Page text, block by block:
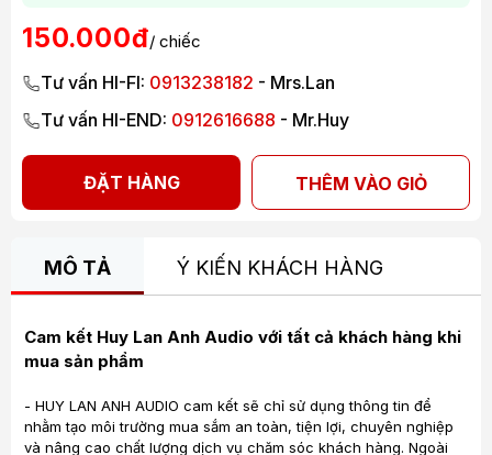
150.000đ/ chiếc
Tư vấn HI-FI: 0913238182 - Mrs.Lan
Tư vấn HI-END: 0912616688 - Mr.Huy
ĐẶT HÀNG THÊM VÀO GIỎ
MÔ TẢ Ý KIẾN KHÁCH HÀNG
Cam kết Huy Lan Anh Audio với tất cả khách hàng khi
mua sản phẩm
- HUY LAN ANH AUDIO cam kết sẽ chỉ sử dụng thông tin để
nhằm tạo môi trường mua sắm an toàn, tiện lợi, chuyên nghiệp
và nâng cao chất lượng dịch vụ chăm sóc khách hàng. Ngoài